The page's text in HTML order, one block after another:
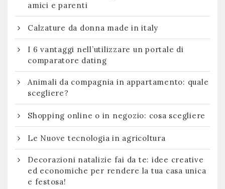
amici e parenti
Calzature da donna made in italy
I 6 vantaggi nell’utilizzare un portale di
comparatore dating
Animali da compagnia in appartamento: quale
scegliere?
Shopping online o in negozio: cosa scegliere
Le Nuove tecnologia in agricoltura
Decorazioni natalizie fai da te: idee creative
ed economiche per rendere la tua casa unica
e festosa!